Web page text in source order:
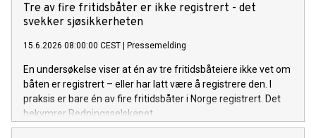
Tre av fire fritidsbåter er ikke registrert - det
svekker sjøsikkerheten
15.6.2026 08:00:00 CEST | Pressemelding
En undersøkelse viser at én av tre fritidsbåteiere ikke vet om
båten er registrert – eller har latt være å registrere den. I
praksis er bare én av fire fritidsbåter i Norge registrert. Det
bekymrer Redningsselskapet.